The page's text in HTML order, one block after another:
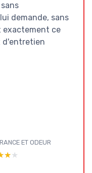
demande, sans
exactement ce
d'entretien
ET ODEUR